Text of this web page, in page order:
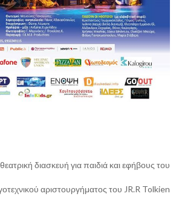
διασκευή για παιδιά και εφήβους του
αριστουργήματος του JR.R Tolkien